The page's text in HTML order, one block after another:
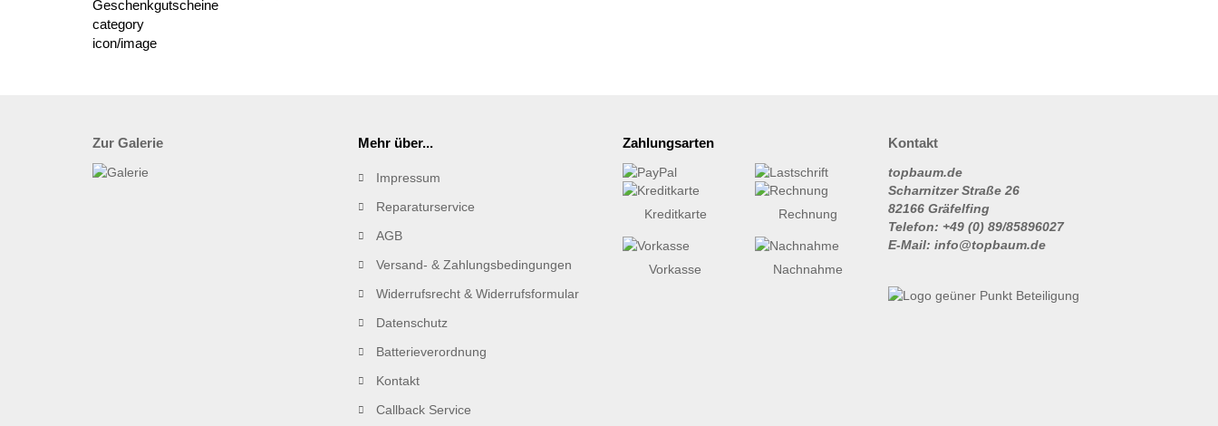
Zur Galerie Mehr über...
Impressum
Reparaturservice
AGB
Versand- & Zahlungsbedingungen
Widerrufsrecht & Widerrufsformular
Datenschutz
Batterieverordnung
Kontakt
Callback Service
Zahlungsarten
Kreditkarte Rechnung
Vorkasse Nachnahme
Kontakt
topbaum.de
Scharnitzer Straße 26
82166 Gräfelfing
Telefon: +49 (0) 89/85896027
E-Mail: info@topbaum.de